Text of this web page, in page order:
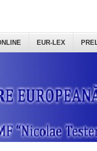
EUR-LEX